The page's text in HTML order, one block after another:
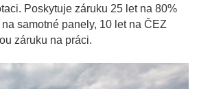
Poskytuje záruku 25 let na 80%
samotné panely, 10 let na ČEZ
záruku na práci.